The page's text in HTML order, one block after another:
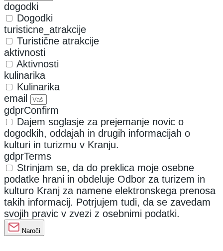
dogodki
Dogodki
turisticne_atrakcije
Turistične atrakcije
aktivnosti
Aktivnosti
kulinarika
Kulinarika
email
gdprConfirm
Dajem soglasje za prejemanje novic o
dogodkih, oddajah in drugih informacijah o
kulturi in turizmu v Kranju.
gdprTerms
Strinjam se, da do preklica moje osebne
podatke hrani in obdeluje Odbor za turizem in
kulturo Kranj za namene elektronskega prenosa
takih informacij. Potrjujem tudi, da se zavedam
svojih pravic v zvezi z osebnimi podatki.
Naroči